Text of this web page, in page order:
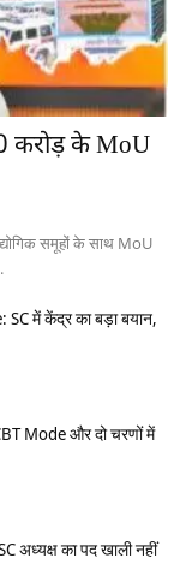
करोड़ के MoU
समूहों के साथ MoU
में केंद्र का बड़ा बयान,
Mode और दो चरणों में
अध्यक्ष का पद खाली नहीं